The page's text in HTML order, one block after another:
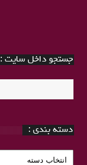
جستجو داخل سایت :
دسته بندی :
دسته